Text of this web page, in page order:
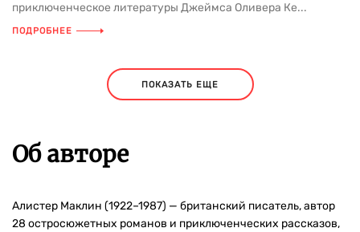
приключенческое литературы Джеймса Оливера Ке...
ПОДРОБНЕЕ
ПОКАЗАТЬ ЕЩЕ
Об авторе
Алистер Маклин (1922–1987) — британский писатель, автор
28 остросюжетных романов и приключенческих рассказов,